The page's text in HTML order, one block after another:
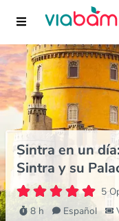
Sintra en un
Sintra y su
5
8 h
Español